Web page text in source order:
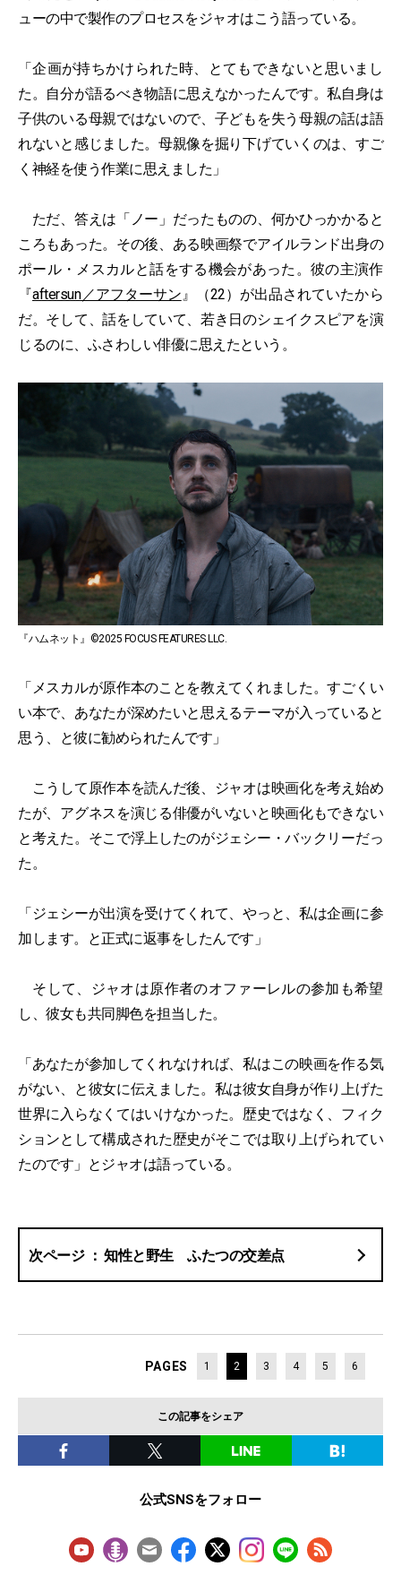
ューの中で製作のプロセスをジャオはこう語っている。
「企画が持ちかけられた時、とてもできないと思いまし
た。自分が語るべき物語に思えなかったんです。私自身は
子供のいる母親ではないので、子どもを失う母親の話は語
れないと感じました。母親像を掘り下げていくのは、すご
く神経を使う作業に思えました」
ただ、答えは「ノー」だったものの、何かひっかかると
ころもあった。その後、ある映画祭でアイルランド出身の
ポール・メスカルと話をする機会があった。彼の主演作
『aftersun／アフターサン』（22）が出品されていたから
だ。そして、話をしていて、若き日のシェイクスピアを演
じるのに、ふさわしい俳優に思えたという。
『ハムネット』©2025 FOCUS FEATURES LLC.
「メスカルが原作本のことを教えてくれました。すごくい
い本で、あなたが深めたいと思えるテーマが入っていると
思う、と彼に勧められたんです」
こうして原作本を読んだ後、ジャオは映画化を考え始め
たが、アグネスを演じる俳優がいないと映画化もできない
と考えた。そこで浮上したのがジェシー・バックリーだっ
た。
「ジェシーが出演を受けてくれて、やっと、私は企画に参
加します。と正式に返事をしたんです」
そして、ジャオは原作者のオファーレルの参加も希望
し、彼女も共同脚色を担当した。
「あなたが参加してくれなければ、私はこの映画を作る気
がない、と彼女に伝えました。私は彼女自身が作り上げた
世界に入らなくてはいけなかった。歴史ではなく、フィク
ションとして構成された歴史がそこでは取り上げられてい
たのです」とジャオは語っている。
知性と野生 ふたつの交差点
PAGES 1 2 3 4 5 6
この記事をシェア
公式SNSをフォロー